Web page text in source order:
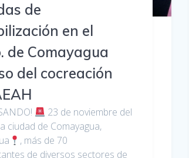
de
en el
de Comayagua
del cocreación
23 de noviembre del
ciudad de Comayagua,
, más de 70
de diversos sectores de